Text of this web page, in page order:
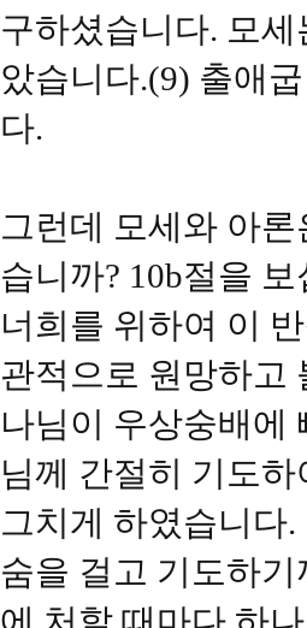
구하셨습니다. 모
았습니다.(9) 출애
다.
그런데 모세와 아
습니까? 10b절을
너희를 위하여 이
관적으로 원망하고
나님이 우상숭배에
님께 간절히 기도
그치게 하였습니다
숨을 걸고 기도하